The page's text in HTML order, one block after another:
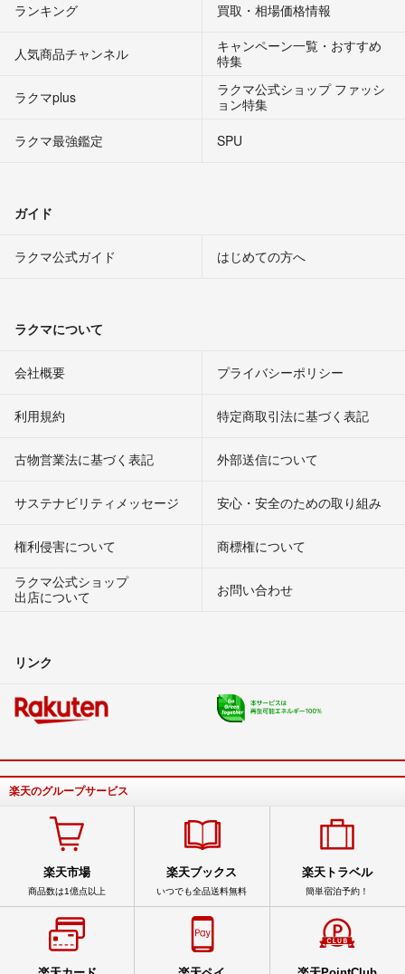
ランキング 買取・相場価格情報
人気商品チャンネル
キャンペーン一覧・おすすめ
特集
ラクマplus
ラクマ公式ショップ ファッシ
ョン特集
ラクマ最強鑑定
SPU
ガイド
ラクマ公式ガイド はじめての方へ
ラクマについて
会社概要 プライバシーポリシー
利用規約 特定商取引法に基づく表記
古物営業法に基づく表記 外部送信について
サステナビリティメッセージ 安心・安全のための取り組み
権利侵害について
商標権について
ラクマ公式ショップ
出店について
お問い合わせ
リンク
楽天のグループサービス
楽天市場
商品数は1億点以上
楽天ブックス
いつでも全品送料無料
楽天トラベル
簡単宿泊予約！